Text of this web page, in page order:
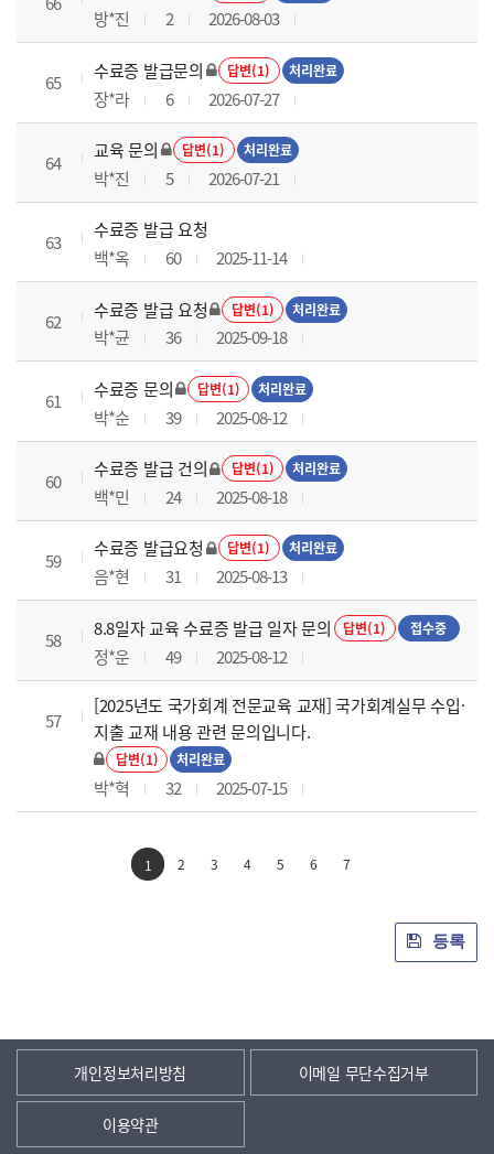
방*진 2 2026-08-03
65
수료증 발급문의 답변(1) 처리완료
장*라 6 2026-07-27
64
교육 문의 답변(1) 처리완료
박*진 5 2026-07-21
63
수료증 발급 요청
백*옥
60 2025-11-14
62
수료증 발급 요청 답변(1) 처리완료
박*균 36 2025-09-18
61
수료증 문의 답변(1) 처리완료
박*순 39 2025-08-12
60
수료증 발급 건의 답변(1) 처리완료
백*민 24 2025-08-18
59
수료증 발급요청 답변(1) 처리완료
음*현 31 2025-08-13
58
8.8일자 교육 수료증 발급 일자 문의 답변(1) 접수중
정*운 49 2025-08-12
57
[2025년도 국가회계 전문교육 교재] 국가회계실무 수입·
지출 교재 내용 관련 문의입니다.
답변(1) 처리완료
박*혁 32 2025-07-15
1 2 3 4 5 6 7
등록
개인정보처리방침 이메일 무단수집거부
이용약관